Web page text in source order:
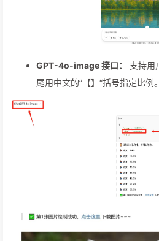
GPT-4o-image 接口：
支持用
尾用中文的”【】“括号指定比例。